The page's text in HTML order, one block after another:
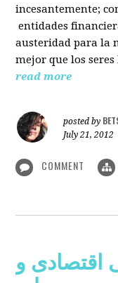
incesantemente;
entidades
austeridad para la
mejor que los
read more
posted by
July 21, 2012
COMMENT
اقتصادی و